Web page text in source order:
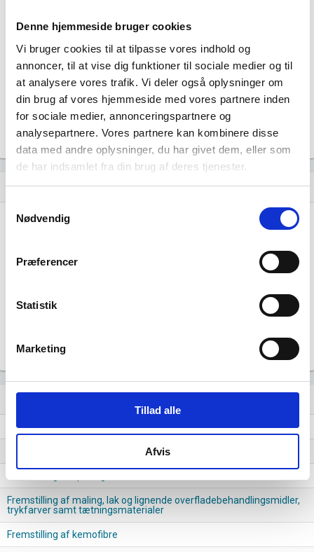
Denne hjemmeside bruger cookies
Vi bruger cookies til at tilpasse vores indhold og
annoncer, til at vise dig funktioner til sociale medier og til
at analysere vores trafik. Vi deler også oplysninger om
din brug af vores hjemmeside med vores partnere inden
for sociale medier, annonceringspartnere og
analysepartnere. Vores partnere kan kombinere disse
data med andre oplysninger, du har givet dem, eller som
de har indsamlet fra din brug af deres tjenester.
Samtykkevalg
Nødvendig
Præferencer
Statistik
Marketing
Tillad alle
Afvis
548
Beskæftigede kvinder i branchen
344
Beskæftigede mænd i branchen
Gå til Udvidet brancheanalyse for historiske data.
bar_chart Nye og ophørte virksomheder pr. år
… …
20
40
60
Fremstilling af lim
Fremstilling af sæbe, rengørings- og rensemidler samt poleremidler
Fremstilling af maling, lak og lignende overfladebehandlingsmidler,
trykfarver samt tætningsmaterialer
Fremstilling af kemofibre